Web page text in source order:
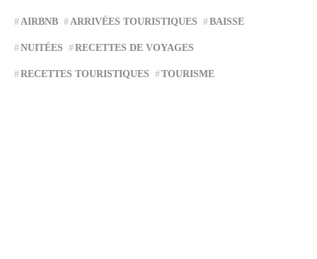
AIRBNB ARRIVÉES TOURISTIQUES BAISSE
NUITÉES RECETTES DE VOYAGES
RECETTES TOURISTIQUES TOURISME